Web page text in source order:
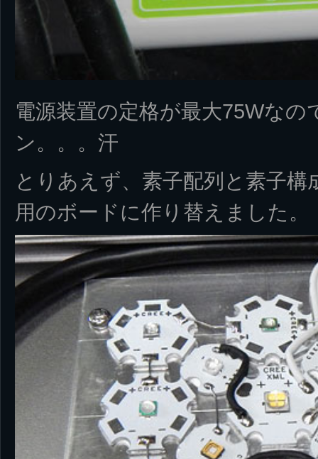
電源装置の定格が最大75Wなの
ン。。。汗
とりあえず、素子配列と素子
用のボードに作り替えました。